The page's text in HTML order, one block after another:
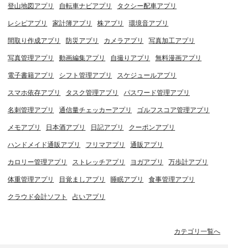
登山地図アプリ 自転車ナビアプリ タクシー配車アプリ
レシピアプリ 家計簿アプリ 株アプリ 環境音アプリ
間取り作成アプリ 防災アプリ カメラアプリ 写真加工アプリ
写真管理アプリ 動画編集アプリ 自撮りアプリ 無料漫画アプリ
電子書籍アプリ シフト管理アプリ スケジュールアプリ
スマホ依存アプリ タスク管理アプリ パスワード管理アプリ
名刺管理アプリ 通信量チェッカーアプリ ゴルフスコア管理アプリ
メモアプリ 日本酒アプリ 日記アプリ クーポンアプリ
ハンドメイド通販アプリ フリマアプリ 通販アプリ
カロリー管理アプリ ストレッチアプリ ヨガアプリ 万歩計アプリ
体重管理アプリ 目覚ましアプリ 睡眠アプリ 食事管理アプリ
クラウド会計ソフト 占いアプリ
カテゴリ一覧へ